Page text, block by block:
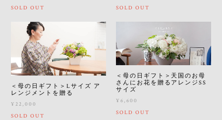
SOLD OUT
SOLD OUT
＜母の日ギフト＞Lサイズ ア
レンジメントを贈る
¥22,000
SOLD OUT
＜母の日ギフト＞天国のお母
さんにお花を贈るアレンジSS
サイズ
¥6,600
SOLD OUT